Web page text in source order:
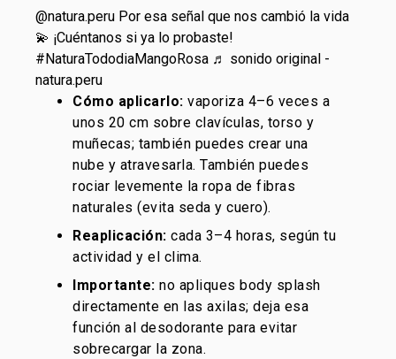
@natura.peru Por esa señal que nos cambió la vida
💫 ¡Cuéntanos si ya lo probaste!
#NaturaTododiaMangoRosa ♬ sonido original -
natura.peru
Cómo aplicarlo: vaporiza 4–6 veces a
unos 20 cm sobre clavículas, torso y
muñecas; también puedes crear una
nube y atravesarla. También puedes
rociar levemente la ropa de fibras
naturales (evita seda y cuero).
Reaplicación: cada 3–4 horas, según tu
actividad y el clima.
Importante: no apliques body splash
directamente en las axilas; deja esa
función al desodorante para evitar
sobrecargar la zona.